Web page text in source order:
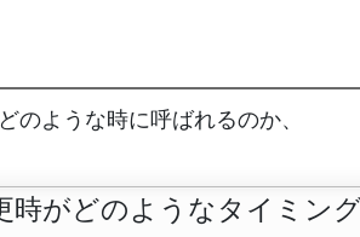
のような時に呼ばれるのか、
時がどのようなタイミン